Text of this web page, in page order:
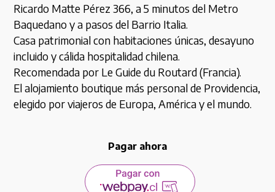
Ricardo Matte Pérez 366, a 5 minutos del Metro
Baquedano y a pasos del Barrio Italia.
Casa patrimonial con habitaciones únicas, desayuno
incluido y cálida hospitalidad chilena.
Recomendada por Le Guide du Routard (Francia).
El alojamiento boutique más personal de Providencia,
elegido por viajeros de Europa, América y el mundo.
Pagar ahora